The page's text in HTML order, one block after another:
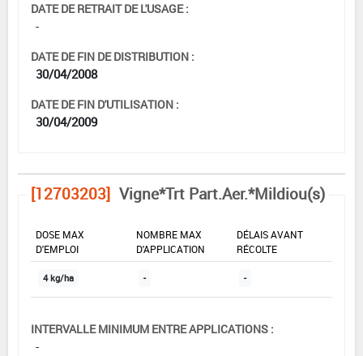
DATE DE RETRAIT DE L'USAGE :
-
DATE DE FIN DE DISTRIBUTION :
30/04/2008
DATE DE FIN D'UTILISATION :
30/04/2009
[12703203] Vigne*Trt Part.Aer.*Mildiou(s)
DOSE MAX
D'EMPLOI
NOMBRE MAX
D'APPLICATION
DÉLAIS AVANT
RÉCOLTE
4 kg/ha - -
INTERVALLE MINIMUM ENTRE APPLICATIONS :
-